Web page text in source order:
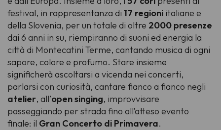
festival, in rappresentanza di 17 regioni italiane e
della Slovenia, per un totale di oltre 2000 presenze
dai 6 anni in su, riempiranno di suoni ed energia la
città di Montecatini Terme, cantando musica di ogni
sapore, colore e profumo. Stare insieme
significherà ascoltarsi a vicenda nei concerti,
parlarsi con curiosità, cantare fianco a fianco negli
atelier, all’open singing, improvvisare
passeggiando per strada fino all’atteso evento
finale: il Gran Concerto di Primavera.